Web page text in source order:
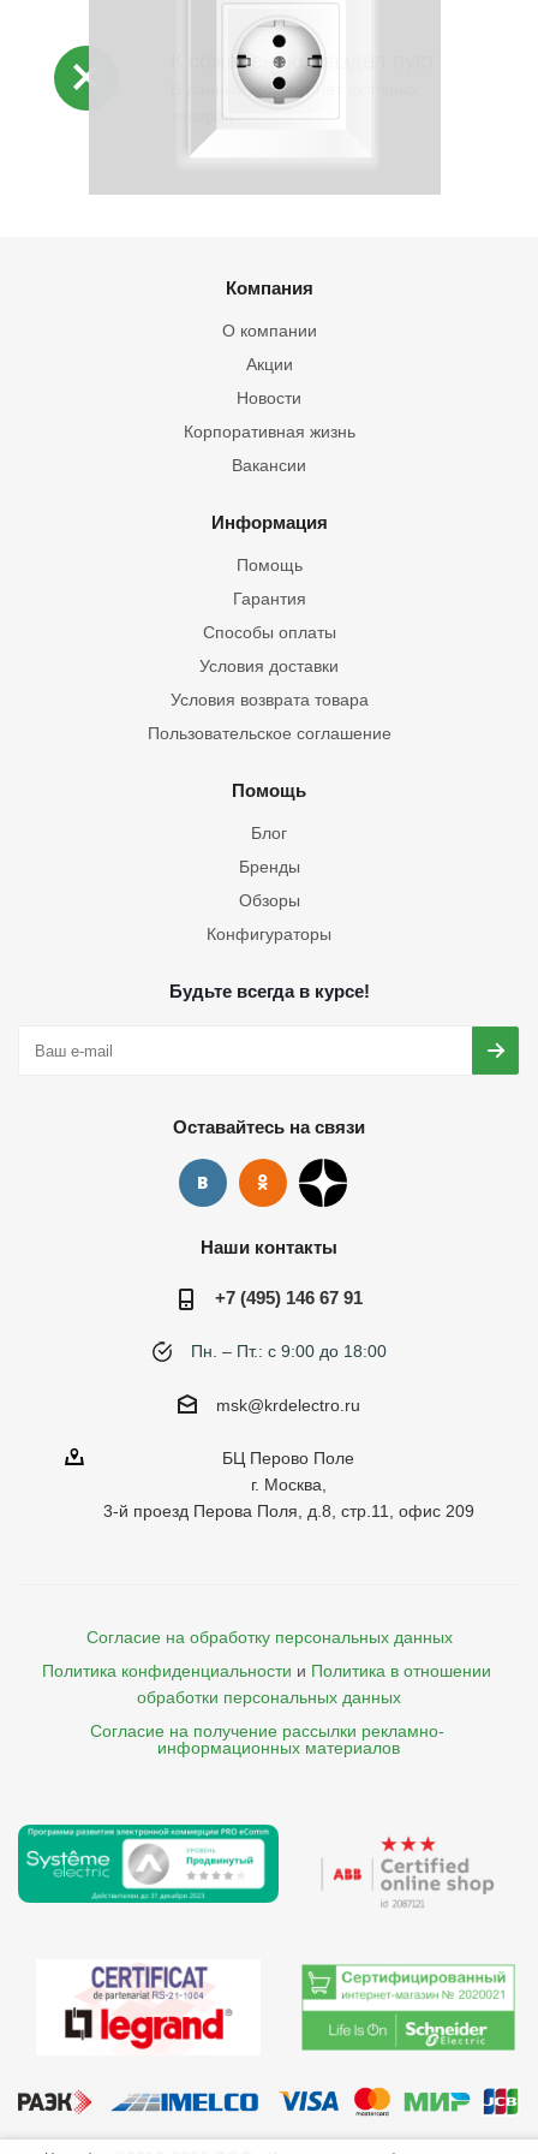
К сожалению, раздел пуст
В данный момент нет активных
товаров
Компания
О компании
Акции
Новости
Корпоративная жизнь
Вакансии
Информация
Помощь
Гарантия
Способы оплаты
Условия доставки
Условия возврата товара
Пользовательское соглашение
Помощь
Блог
Бренды
Обзоры
Конфигураторы
Будьте всегда в курсе!
Оставайтесь на связи
Наши контакты
+7 (495) 146 67 91
Пн. – Пт.: с 9:00 до 18:00
msk@krdelectro.ru
БЦ Перово Поле
г. Москва,
3-й проезд Перова Поля, д.8, стр.11, офис 209
Согласие на обработку персональных данных
Политика конфиденциальности и Политика в отношении
обработки персональных данных
Согласие на получение рассылки рекламно-
    информационных материалов